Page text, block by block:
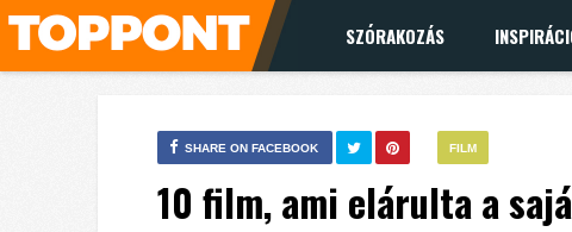
SZÓRAKOZÁS
FILM
SHARE ON FACEBOOK
10 film, ami elárulta a